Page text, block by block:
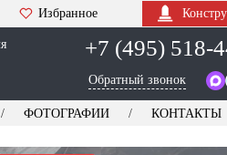
Избранное
+7 (495) 518-
Обратный звонок
ФОТОГРАФИИ КОНТАКТЫ